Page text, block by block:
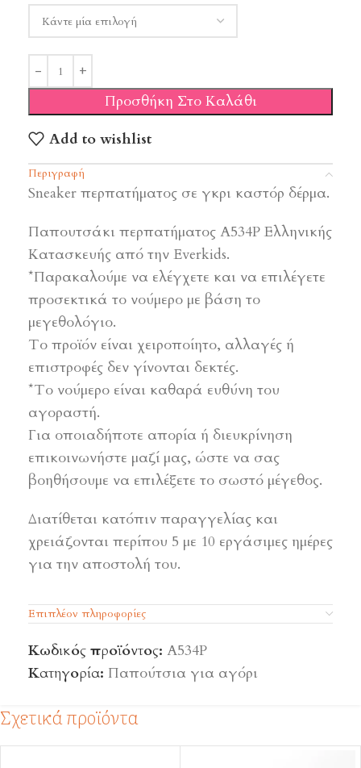
Προσθήκη Στο Καλάθι
Add to wishlist
Περιγραφή
Sneaker περπατήματος σε γκρι καστόρ δέρμα.
Παπουτσάκι περπατήματος Α534Ρ Ελληνικής
Κατασκευής από την Everkids.
*Παρακαλούμε να ελέγχετε και να επιλέγετε
προσεκτικά το νούμερο με βάση το
μεγεθολόγιο.
Το προϊόν είναι χειροποίητο, αλλαγές ή
επιστροφές δεν γίνονται δεκτές.
*Το νούμερο είναι καθαρά ευθύνη του
αγοραστή.
Για οποιαδήποτε απορία ή διευκρίνηση
επικοινωνήστε μαζί μας, ώστε να σας
βοηθήσουμε να επιλέξετε το σωστό μέγεθος.
Διατίθεται κατόπιν παραγγελίας και
χρειάζονται περίπου 5 με 10 εργάσιμες ημέρες
για την αποστολή του.
Επιπλέον πληροφορίες
Κωδικός προϊόντος: Α534Ρ
Κατηγορία: Παπούτσια για αγόρι
Σχετικά προϊόντα